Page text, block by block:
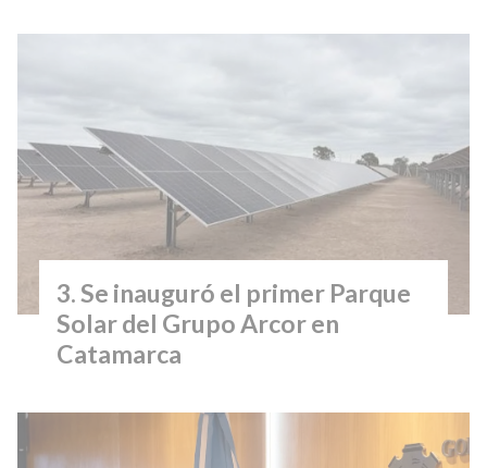
Se inauguró el primer Parque
Solar del Grupo Arcor en
Catamarca